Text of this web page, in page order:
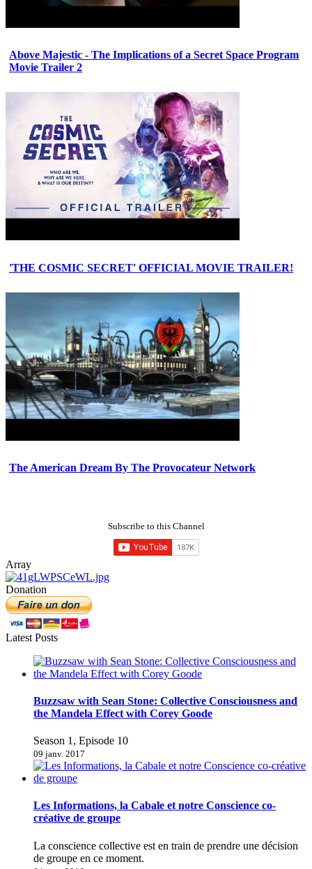
Above Majestic - The Implications of a Secret Space Program
Movie Trailer 2
'THE COSMIC SECRET' OFFICIAL MOVIE TRAILER!
The American Dream By The Provocateur Network
Subscribe to this Channel
Array
Donation
Latest Posts
Buzzsaw with Sean Stone: Collective Consciousness and
the Mandela Effect with Corey Goode
Season 1, Episode 10
09 janv. 2017
Les Informations, la Cabale et notre Conscience co-
créative de groupe
La conscience collective est en train de prendre une décision
de groupe en ce moment.